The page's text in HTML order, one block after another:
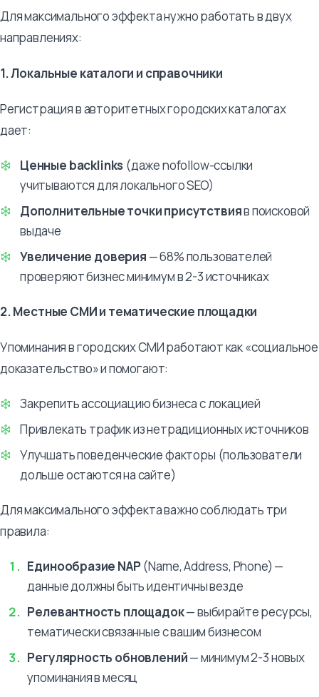
Для максимального эффекта нужно работать в двух
направлениях:
1. Локальные каталоги и справочники
Регистрация в авторитетных городских каталогах
дает:
Ценные backlinks (даже nofollow-ссылки
учитываются для локального SEO)
Дополнительные точки присутствияв поисковой
выдаче
Увеличение доверия — 68% пользователей
проверяют бизнес минимум в 2-3 источниках
2. Местные СМИ и тематические площадки
Упоминания в городских СМИ работают как «социальное
доказательство» и помогают:
Закрепить ассоциацию бизнеса с локацией
Привлекать трафик из нетрадиционных источников
Улучшать поведенческие факторы (пользователи
дольше остаются на сайте)
Для максимального эффекта важно соблюдать три
правила:
Единообразие NAP(Name, Address, Phone) —
данные должны быть идентичны везде
Релевантность площадок— выбирайте ресурсы,
тематически связанные с вашим бизнесом
Регулярность обновлений— минимум 2-3 новых
упоминания в месяц